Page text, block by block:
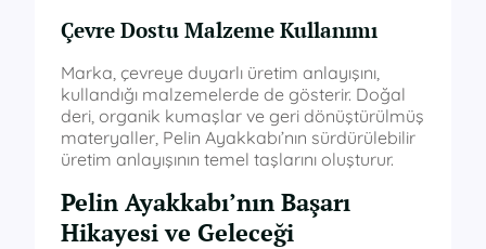
Çevre Dostu Malzeme Kullanımı
Marka, çevreye duyarlı üretim anlayışını,
kullandığı malzemelerde de gösterir. Doğal
deri, organik kumaşlar ve geri dönüştürülmüş
materyaller, Pelin Ayakkabı’nın sürdürülebilir
üretim anlayışının temel taşlarını oluşturur.
Pelin Ayakkabı’nın Başarı
Hikayesi ve Geleceği